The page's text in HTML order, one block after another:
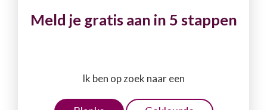
Meld je gratis aan in 5 stappen
Ik ben op zoek naar een